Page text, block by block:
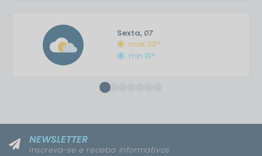
Sexta 07
max 33°
min 19°
NEWSLETTER
Inscreva-se e receba informativos